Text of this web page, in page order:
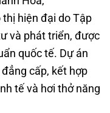
hiện đại do Tập
và phát triển, được
quốc tế. Dự án
cấp, kết hợp
tế và hơi thở năng